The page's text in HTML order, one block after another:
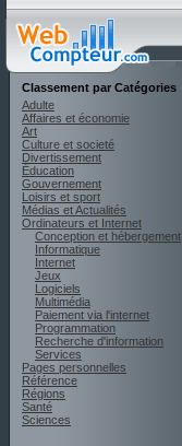
Classement par Catégories
Adulte
Affaires et économie
Art
Culture et societé
Divertissement
Éducation
Gouvernement
Loisirs et sport
Médias et Actualités
Ordinateurs et Internet
Conception et hébergement
Informatique
Internet
Jeux
Logiciels
Multimédia
Paiement via l'internet
Programmation
Recherche d'information
Services
Pages personnelles
Référence
Régions
Santé
Sciences